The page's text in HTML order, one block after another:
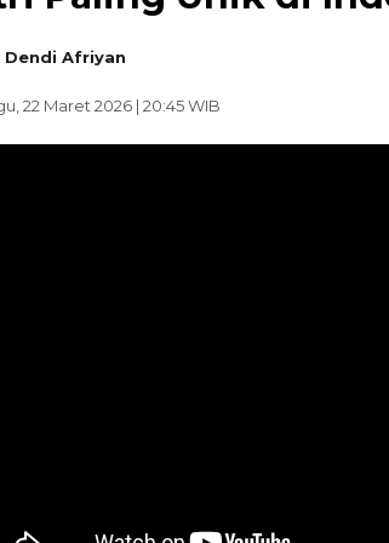
Dendi Afriyan
22 Maret 2026 | 20:45 WIB